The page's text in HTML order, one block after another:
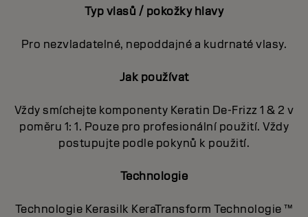
Typ vlasů / pokožky hlavy
Pro nezvladatelné, nepoddajné a kudrnaté vlasy.
Jak používat
Vždy smíchejte komponenty Keratin De-Frizz 1 & 2 v
poměru 1: 1. Pouze pro profesionální použití. Vždy
postupujte podle pokynů k použití.
Technologie
Technologie Kerasilk KeraTransform Technologie ™